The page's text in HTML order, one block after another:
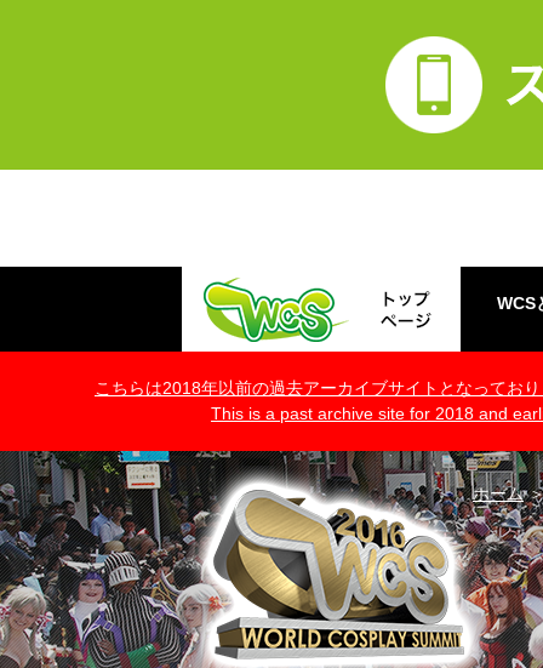
WCS
こちらは2018年以前の過去アーカイブサイトとなってお
This is a past archive site for 2018 and
ホーム